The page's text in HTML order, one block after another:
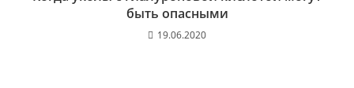
быть опасными
19.06.2020